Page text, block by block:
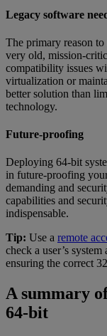
Legacy software
The primary reason
very old, mission-
compatibility issues
virtualization or
better solution than
technology.
Future-proofing
Deploying 64-bit
in future-proofing
demanding and
capabilities and
indispensable.
Tip: Use a remote
check a user’s
ensuring the correct
A summary
64-bit